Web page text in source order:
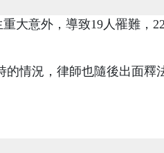
大意外，導致19人罹難，
的情況，律師也隨後出面釋